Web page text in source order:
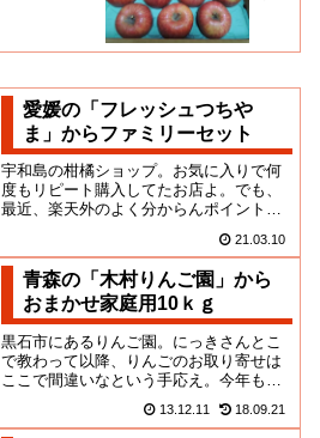
愛媛の「フレッシュつちや
ま」からファミリーセット
宇和島の柑橘ショップ。お気に入りで何
度もリピート購入してたお店よ。でも、
最近、楽天外のよく分からんポイントサ
て、仁義的にどうなのかなと、... 21.03.10
青森の「木村りんご園」から
おまかせ家庭用10ｋｇ
黒石市にあるりんご園。にっきさんとこ
で教わって以降、りんごのお取り寄せは
ここで間違いなという手応え。今年も楽
より受付を中止」って案内が出...
13.12.11 18.09.21